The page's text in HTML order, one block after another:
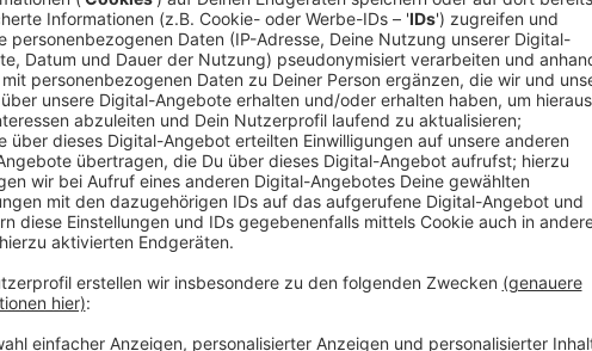
und in der Nacht, dann gibt es dafür Engpässe und
Mit folgenden Verkehrseinschränkungen ist zu rechnen.
In Fahrtrichtung Aachen
• Montagnacht (6./7.11.), von 18 bis 7 Uhr, ist die A4 in
Anschlussstellen Langerwehe und Weisweiler auf eine